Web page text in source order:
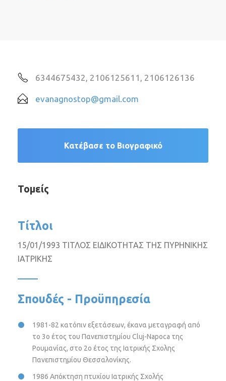
6344675432, 2106125611, 2106126136
evanagnostop@gmail.com
Κατέβασε το Βιογραφικό
Τομείς
Τίτλοι
15/01/1993 ΤΙΤΛΟΣ ΕΙΔΙΚΟΤΗΤΑΣ ΤΗΣ ΠΥΡΗΝΙΚΗΣ
ΙΑΤΡΙΚΗΣ
Σπουδές - Προϋπηρεσία
1981-82 κατόπιν εξετάσεων, έκανα μεταγραφή από
το 3ο έτος του Πανεπιστημίου Cluj-Napoca της
Ρουμανίας, στο 2ο έτος της Ιατρικής Σχολης
Πανεπιστημίου Θεσσαλονίκης.
1986 Απόκτηση πτυχίου Ιατρικής Σχολής